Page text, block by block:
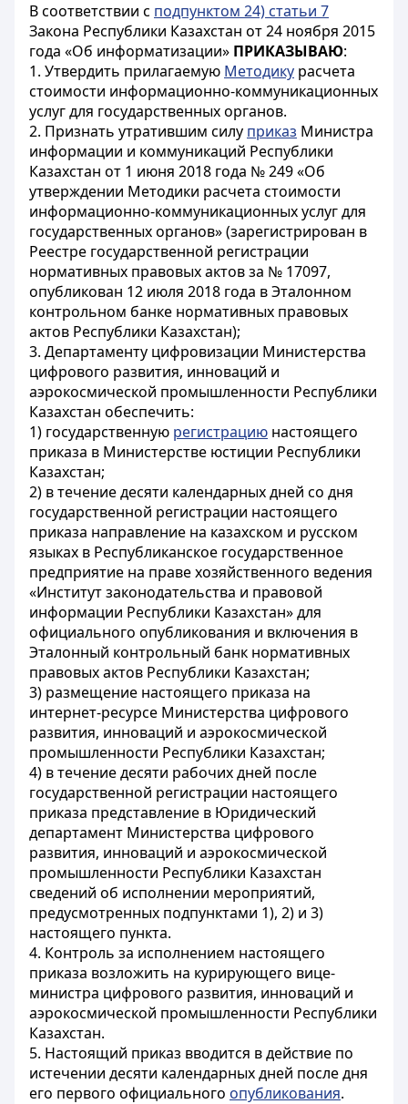
В соответствии с подпунктом 24) статьи 7
Закона Республики Казахстан от 24 ноября 2015
года «Об информатизации» ПРИКАЗЫВАЮ:
1. Утвердить прилагаемую Методику расчета
стоимости информационно-коммуникационных
услуг для государственных органов.
2. Признать утратившим силу приказ Министра
информации и коммуникаций Республики
Казахстан от 1 июня 2018 года № 249 «Об
утверждении Методики расчета стоимости
информационно-коммуникационных услуг для
государственных органов» (зарегистрирован в
Реестре государственной регистрации
нормативных правовых актов за № 17097,
опубликован 12 июля 2018 года в Эталонном
контрольном банке нормативных правовых
актов Республики Казахстан);
3. Департаменту цифровизации Министерства
цифрового развития, инноваций и
аэрокосмической промышленности Республики
Казахстан обеспечить:
1) государственную регистрацию настоящего
приказа в Министерстве юстиции Республики
Казахстан;
2) в течение десяти календарных дней со дня
государственной регистрации настоящего
приказа направление на казахском и русском
языках в Республиканское государственное
предприятие на праве хозяйственного ведения
«Институт законодательства и правовой
информации Республики Казахстан» для
официального опубликования и включения в
Эталонный контрольный банк нормативных
правовых актов Республики Казахстан;
3) размещение настоящего приказа на
интернет-ресурсе Министерства цифрового
развития, инноваций и аэрокосмической
промышленности Республики Казахстан;
4) в течение десяти рабочих дней после
государственной регистрации настоящего
приказа представление в Юридический
департамент Министерства цифрового
развития, инноваций и аэрокосмической
промышленности Республики Казахстан
сведений об исполнении мероприятий,
предусмотренных подпунктами 1), 2) и 3)
настоящего пункта.
4. Контроль за исполнением настоящего
приказа возложить на курирующего вице-
министра цифрового развития, инноваций и
аэрокосмической промышленности Республики
Казахстан.
5. Настоящий приказ вводится в действие по
истечении десяти календарных дней после дня
его первого официального опубликования.